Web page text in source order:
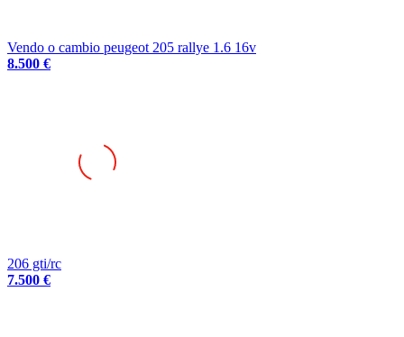
Vendo o cambio peugeot 205 rallye 1.6 16v
8.500 €
206 gti/rc
7.500 €